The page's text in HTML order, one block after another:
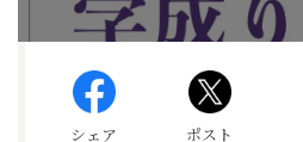
シェア ポスト